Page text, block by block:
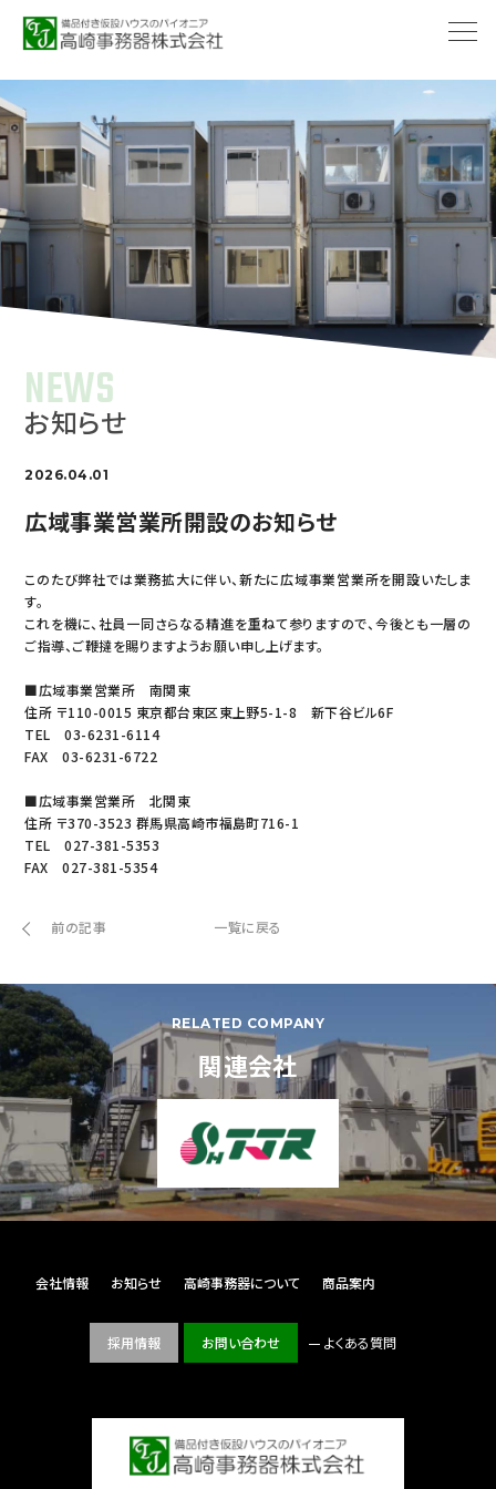
NEWS
お知らせ
2026.04.01
広域事業営業所開設のお知らせ
このたび弊社では業務拡大に伴い、新たに広域事業営業所を開設いたしま
す。
これを機に、社員一同さらなる精進を重ねて参りますので、今後とも一層の
ご指導、ご鞭撻を賜りますようお願い申し上げます。
■広域事業営業所 南関東
住所 〒110-0015 東京都台東区東上野5-1-8 新下谷ビル6F
TEL 03-6231-6114
FAX 03-6231-6722
■広域事業営業所 北関東
住所 〒370-3523 群馬県高崎市福島町716-1
TEL 027-381-5353
FAX 027-381-5354
前の記事 一覧に戻る
RELATED COMPANY
関連会社
会社情報 お知らせ 高崎事務器について 商品案内
採用情報 お問い合わせ よくある質問